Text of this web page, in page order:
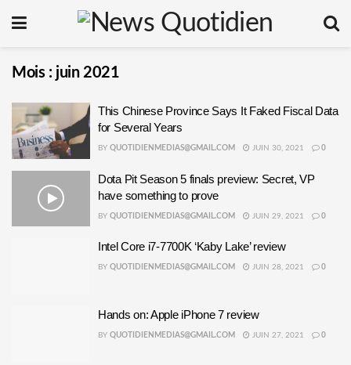
Mois : juin 2021
This Chinese Province Says It Faked Fiscal Data
for Several Years
BY QUOTIDIENMEDIAS@GMAIL.COM JUIN 30, 2021 0
Dota Pit Season 5 finals preview: Secret, VP
have something to prove
BY QUOTIDIENMEDIAS@GMAIL.COM JUIN 29, 2021 0
Intel Core i7-7700K ‘Kaby Lake’ review
BY QUOTIDIENMEDIAS@GMAIL.COM JUIN 28, 2021 0
Hands on: Apple iPhone 7 review
BY QUOTIDIENMEDIAS@GMAIL.COM JUIN 27, 2021 0